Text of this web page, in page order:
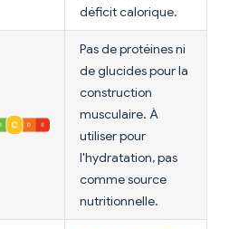
déficit calorique.
Pas de protéines ni
de glucides pour la
construction
musculaire. À
utiliser pour
l'hydratation, pas
comme source
nutritionnelle.